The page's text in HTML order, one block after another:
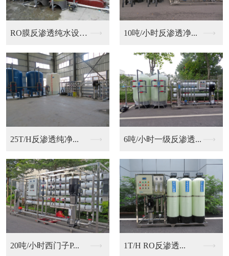
二级反渗透纯化水设备... 10吨/小时反渗透净...
6吨/小时一级反渗透... 20吨/小时西门子P...
RO反渗透净化水设备 9T/H RO反渗透...